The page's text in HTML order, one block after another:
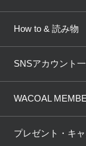
AMPHI
OUR WACOAL
WACOAL
ブラ無料診断
3Dボディスキ
新着情報
商品回収
ニュース＆トピ
How to & 読み物
下着の基礎知識
ブラパン
SNSアカウント
WACOAL
プレゼント・キ